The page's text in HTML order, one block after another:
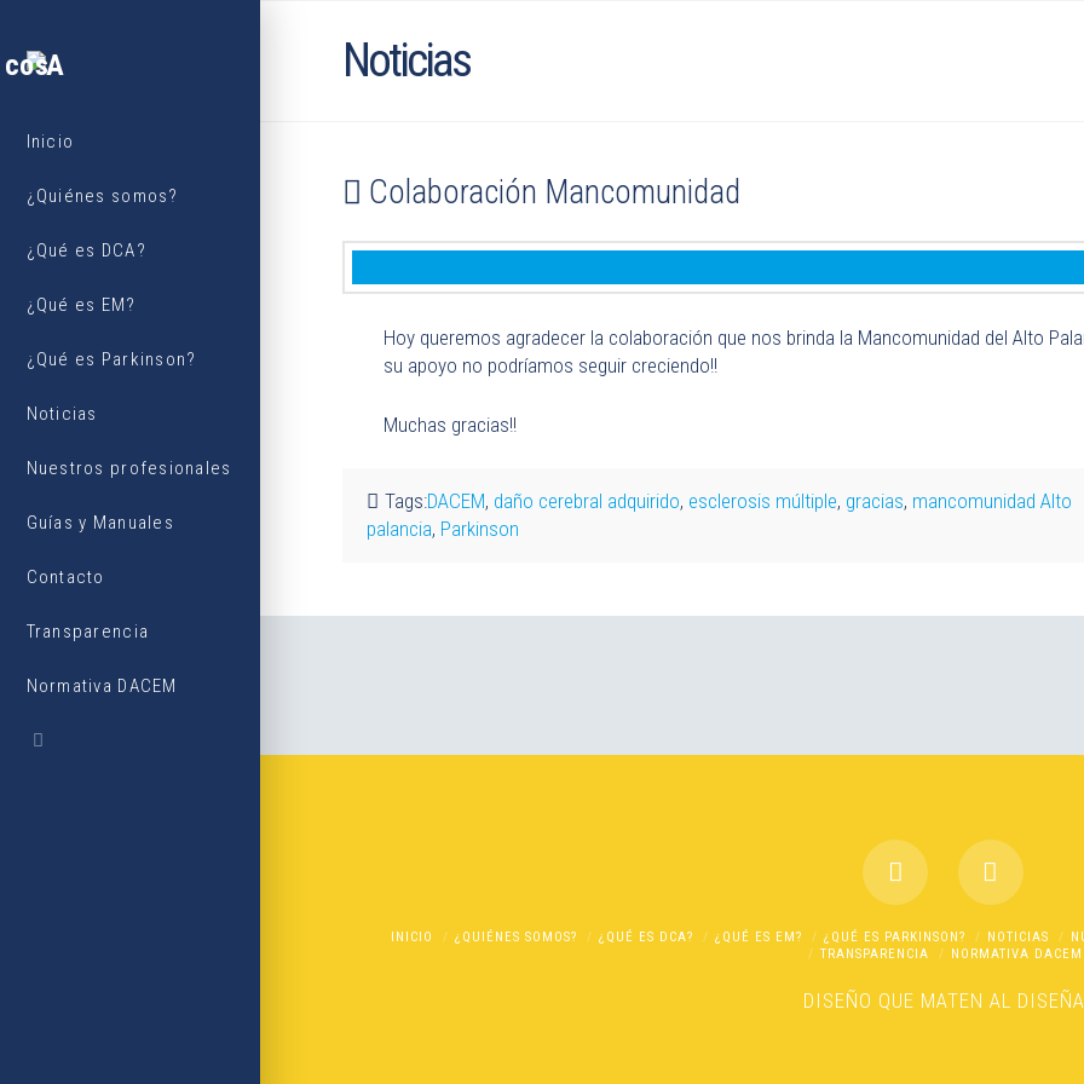
Inicio
¿Quiénes somos?
¿Qué es DCA?
¿Qué es EM?
¿Qué es Parkinson?
Noticias
Nuestros profesionales
Guías y Manuales
Contacto
Transparencia
Normativa DACEM
Noticias
Colaboración Mancomunidad
Hoy queremos agradecer la colaboración que nos brinda la Mancomunidad del Alto
su apoyo no podríamos seguir creciendo!!
Muchas gracias!!
Tags:DACEM, daño cerebral adquirido, esclerosis múltiple, gracias, mancomunidad Alto
palancia, Parkinson
INICIO ¿QUIÉNES SOMOS? ¿QUÉ ES DCA? ¿QUÉ ES EM? ¿QUÉ ES PARKINSON? NOTICIAS
TRANSPARENCIA
NORMATIVA DACEM
DISEÑO QUE MATEN AL